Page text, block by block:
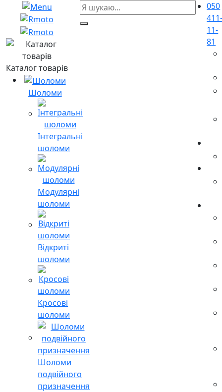
Каталог товарів
Шоломи
Інтегральні
шоломи
Модулярні
шоломи
Відкриті
шоломи
Кросові
шоломи
Шоломи
подвійного
призначення
050
11-
81